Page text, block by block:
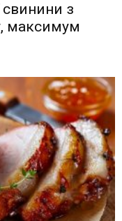
свинини з
максимум